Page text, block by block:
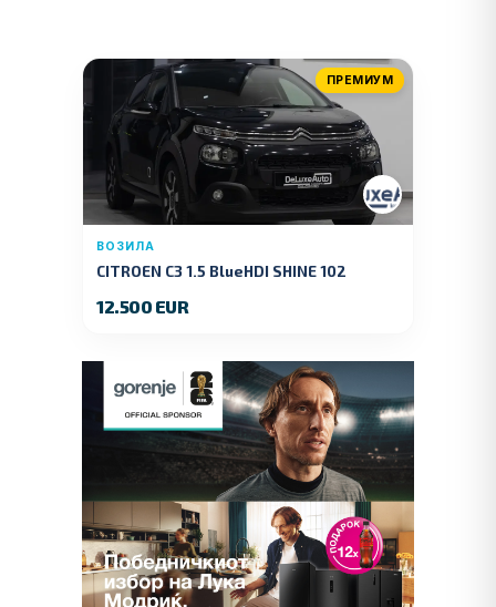
ПРЕМИУМ
ВОЗИЛА
CITROEN C3 1.5 BlueHDI SHINE 102
12.500 EUR